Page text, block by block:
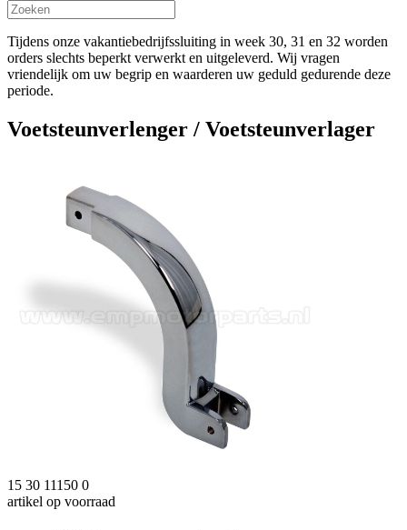
Tijdens onze vakantiebedrijfssluiting in week 30, 31 en 32 worden
orders slechts beperkt verwerkt en uitgeleverd. Wij vragen
vriendelijk om uw begrip en waarderen uw geduld gedurende deze
periode.
Voetsteunverlenger / Voetsteunverlager
15 30 11150 0
artikel op voorraad